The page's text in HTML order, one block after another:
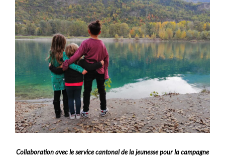
Collaboration avec le service cantonal de la jeunesse pour la campagne